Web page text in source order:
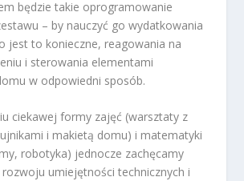
będzie takie oprogramowanie
– by nauczyć go wydatkowania
jest to konieczne, reagowania na
i sterowania elementami
w odpowiedni sposób.
ciekawej formy zajęć (warsztaty z
i makietą domu) i matematyki
robotyka) jednocze zachęcamy
umiejętności technicznych i